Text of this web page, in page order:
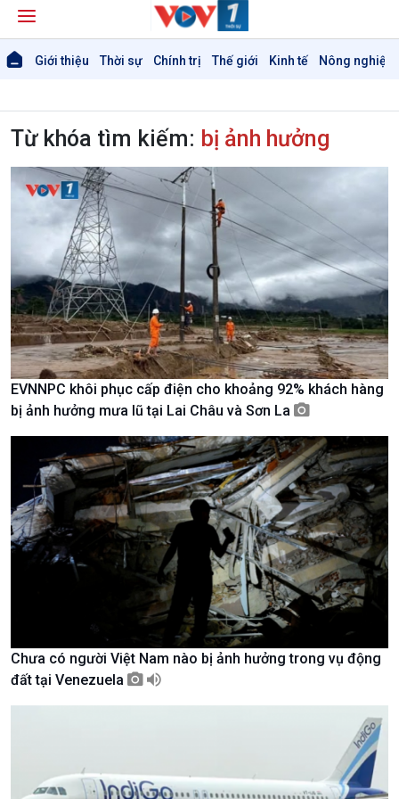
Giới thiệu Thời sự Chính trị Thế giới Kinh tế Nông nghiệp
Giới thiệu
Thời sự
Thời sự 6h
Thời sự 12h
Thời sự 18h
Thời sự 21h30
Bản tin
Chuyên mục
Theo dòng Thời sự
Từ khóa tìm kiếm: bị ảnh hưởng
EVNNPC khôi phục cấp điện cho khoảng 92% khách hàng
bị ảnh hưởng mưa lũ tại Lai Châu và Sơn La
Chưa có người Việt Nam nào bị ảnh hưởng trong vụ động
đất tại Venezuela